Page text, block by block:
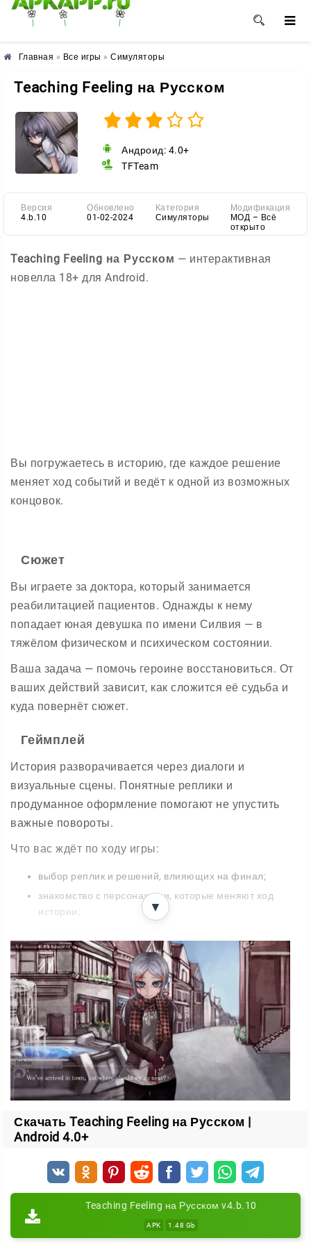
🌸 🌼 🌺
Главная » Все игры » Симуляторы
Teaching Feeling на Русском
Андроид: 4.0+
TFTeam
Версия
4.b.10
Обновлено
01-02-2024
Категория
Симуляторы
Модификация
МОД – Всё
открыто
Teaching Feeling на Русском — интерактивная
новелла 18+ для Android.
Вы погружаетесь в историю, где каждое решение
меняет ход событий и ведёт к одной из возможных
концовок.
Сюжет
Вы играете за доктора, который занимается
реабилитацией пациентов. Однажды к нему
попадает юная девушка по имени Силвия — в
тяжёлом физическом и психическом состоянии.
Ваша задача — помочь героине восстановиться. От
ваших действий зависит, как сложится её судьба и
куда повернёт сюжет.
Геймплей
История разворачивается через диалоги и
визуальные сцены. Понятные реплики и
продуманное оформление помогают не упустить
важные повороты.
Что вас ждёт по ходу игры:
выбор реплик и решений, влияющих на финал;
знакомство с персонажами, которые меняют ход
истории;
взаимодействие с Силвией и развитие ваших
отношений.
Романтика и атмосфера
Игра придётся по душе поклонникам аниме и
романтических историй. Здесь много персонажей, и
каждый по-своему влияет на ваши ценности и
решения.
локализацию на русский язык выпустили только
барьера — вы сможете прочувствовать каждую
сцену и проследить за развитием героев.
▼
Скачать Teaching Feeling на Русском |
Android 4.0+
Teaching Feeling на Русском v4.b.10
APK 1.48 Gb